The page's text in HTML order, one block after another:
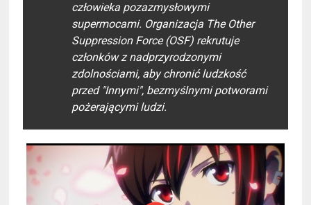
człowieka pozazmysłowymi
supermocami. Organizacja The Other
Suppression Force (OSF) rekrutuje
członków z nadprzyrodzonymi
zdolnościami, aby chronić ludzkość
przed "Innymi", bezmyślnymi potworami
pożerającymi ludzi.